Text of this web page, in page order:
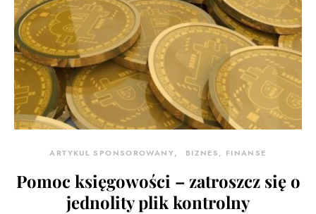
ARTYKUŁ SPONSOROWANY BIZNES, FINANSE
Pomoc księgowości – zatroszcz się o
jednolity plik kontrolny